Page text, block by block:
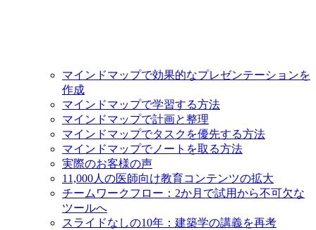
マインドマップで効果的なプレゼンテーションを
作成
マインドマップで学習する方法
マインドマップで計画と整理
マインドマップでタスクを優先する方法
マインドマップでノートを取る方法
実際のお客様の声
11,000人の医師向け教育コンテンツの拡大
チームワークフロー：2か月で試用から不可欠な
ツールへ
スライドなしの10年：建築学の講義を再考